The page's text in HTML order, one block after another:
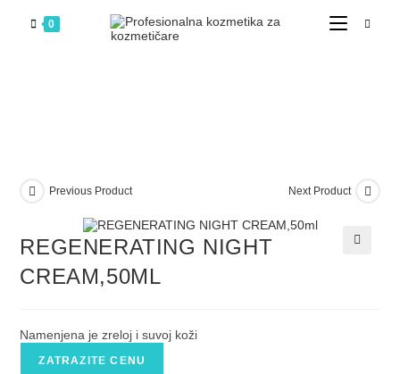
0
Previous Product Next Product
REGENERATING NIGHT
CREAM,50ML
Namenjena je zreloj i suvoj koži
ZATRAZITE CENU